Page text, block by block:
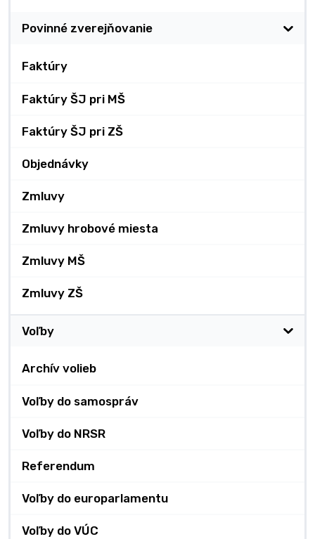
Povinné zverejňovanie
Faktúry
Faktúry ŠJ pri MŠ
Faktúry ŠJ pri ZŠ
Objednávky
Zmluvy
Zmluvy hrobové miesta
Zmluvy MŠ
Zmluvy ZŠ
Voľby
Archív volieb
Voľby do samospráv
Voľby do NRSR
Referendum
Voľby do europarlamentu
Voľby do VÚC